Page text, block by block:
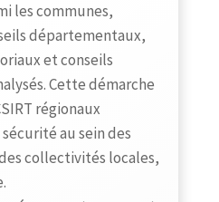
les communes,
départementaux,
et conseils
Cette démarche
régionaux
au sein des
collectivités locales,